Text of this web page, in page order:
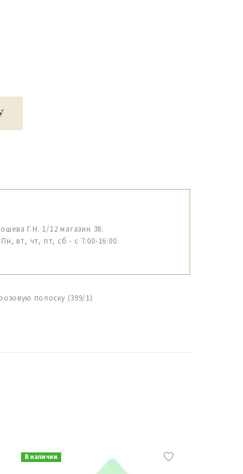
Г.Н. 1/12 магазин 38.
вт, чт, пт, сб - с 7:00-16:00.
полоску (399/1)
В наличии